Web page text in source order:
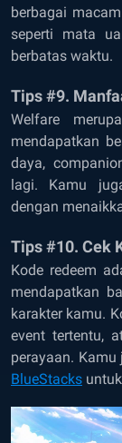
berbagai
seperti mata
berbatas waktu.
Tips #9.
Welfare
mendapatkan
daya,
lagi. Kamu
dengan
Tips #10. Cek
Kode redeem
mendapatkan
karakter kamu.
event tertentu,
perayaan.
BlueStacks